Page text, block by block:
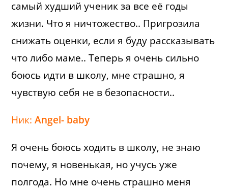
самый худший ученик за все еë годы
жизни. Что я ничтожество.. Пригрозила
снижать оценки, если я буду рассказывать
что либо маме.. Теперь я очень сильно
боюсь идти в школу, мне страшно, я
чувствую себя не в безопасности..
Ник:Angel- baby
Я очень боюсь ходить в школу, не знаю
почему, я новенькая, но учусь уже
полгода. Но мне очень страшно меня